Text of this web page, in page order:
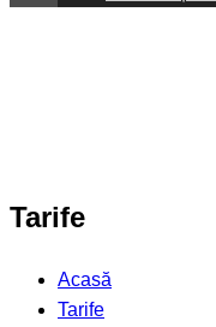
Tarife
Acasă
Tarife